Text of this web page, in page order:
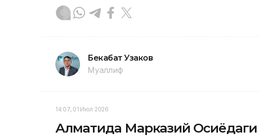
Бекабат Узаков
Муаллиф
14:07, 01 Июл 2026
Алматида Марказий Осиёдаги